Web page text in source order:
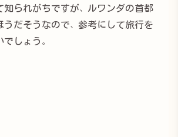
知られがちですが、ルワンダの首都
うだそうなので、参考にして旅行を
しょう。